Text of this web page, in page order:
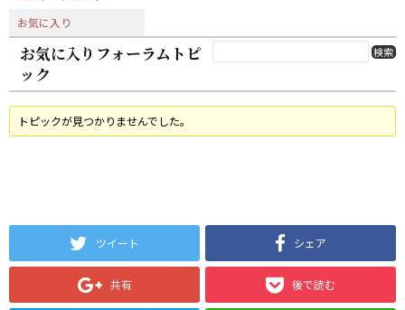
お気に入り
お気に入りフォーラムトピ
ック
トピックが見つかりませんでした。
ツイート シェア
共有 後で読む